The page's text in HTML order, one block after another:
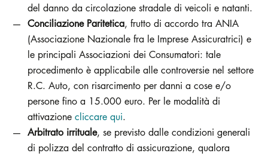
del danno da circolazione stradale di veicoli e natanti.
Conciliazione Paritetica, frutto di accordo tra ANIA
(Associazione Nazionale fra le Imprese Assicuratrici) e
le principali Associazioni dei Consumatori: tale
procedimento è applicabile alle controversie nel settore
R.C. Auto, con risarcimento per danni a cose e/o
persone fino a 15.000 euro. Per le modalità di
attivazione cliccare qui.
Arbitrato irrituale, se previsto dalle condizioni generali
di polizza del contratto di assicurazione, qualora